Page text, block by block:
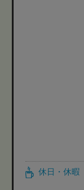
休日・休暇